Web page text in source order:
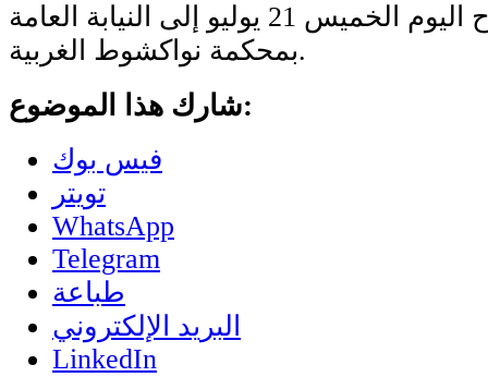
تمت إحالتها صباح اليوم الخميس 21 يوليو إلى النيابة العامة
بمحكمة نواكشوط الغربية.
شارك هذا الموضوع:
فيس بوك
تويتر
WhatsApp
Telegram
طباعة
البريد الإلكتروني
LinkedIn